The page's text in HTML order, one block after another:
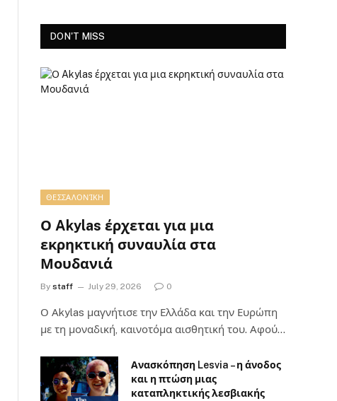
DON'T MISS
ΘΕΣΣΑΛΟΝΊΚΗ
Ο Akylas έρχεται για μια
εκρηκτική συναυλία στα
Μουδανιά
By staff July 29, 2026 0
Ο Αkylas μαγνήτισε την Ελλάδα και την Ευρώπη
με τη μοναδική, καινοτόμα αισθητική του. Αφού…
Ανασκόπηση Lesvia – η άνοδος
και η πτώση μιας
καταπληκτικής λεσβιακής